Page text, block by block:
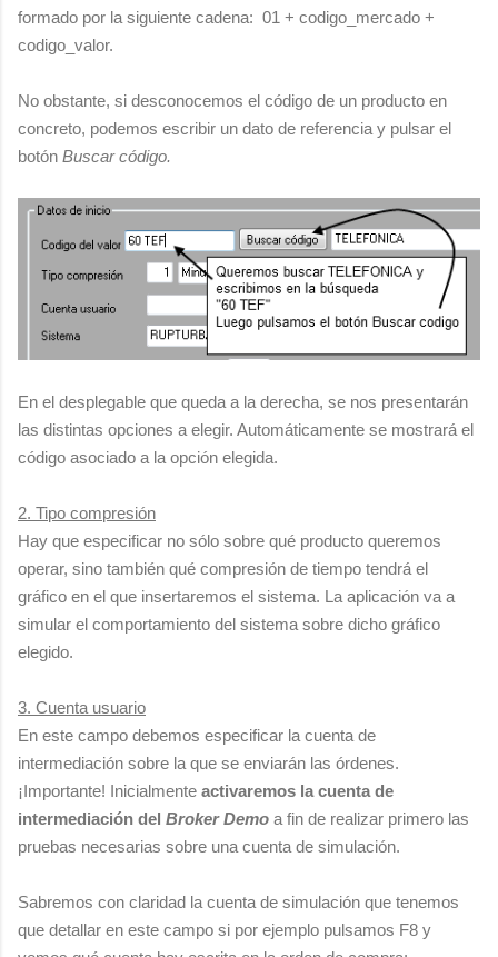
formado por la siguiente cadena: 01 + codigo_mercado +
codigo_valor.
No obstante, si desconocemos el código de un producto en
concreto, podemos escribir un dato de referencia y pulsar el
botón Buscar código.
En el desplegable que queda a la derecha, se nos presentarán
las distintas opciones a elegir. Automáticamente se mostrará el
código asociado a la opción elegida.
2. Tipo compresión
Hay que especificar no sólo sobre qué producto queremos
operar, sino también qué compresión de tiempo tendrá el
gráfico en el que insertaremos el sistema. La aplicación va a
simular el comportamiento del sistema sobre dicho gráfico
elegido.
3. Cuenta usuario
En este campo debemos especificar la cuenta de
intermediación sobre la que se enviarán las órdenes.
¡Importante! Inicialmente activaremos la cuenta de
intermediación del Broker Demo a fin de realizar primero las
pruebas necesarias sobre una cuenta de simulación.
Sabremos con claridad la cuenta de simulación que tenemos
que detallar en este campo si por ejemplo pulsamos F8 y